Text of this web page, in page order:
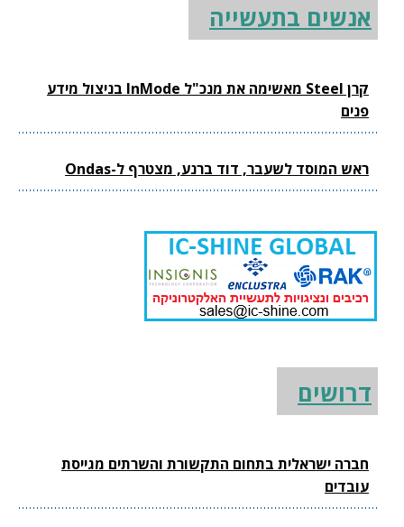
אנשים בתעשייה
קרן Steel מאשימה את מנכ"ל InMode בניצול מידע
פנים
ראש המוסד לשעבר, דוד ברנע, מצטרף ל-Ondas
דרושים
חברה ישראלית בתחום התקשורת והשרתים מגייסת
עובדים